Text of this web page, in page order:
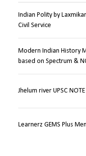
Indian Polity by
Civil Service
Modern Indian History
based on Spectrum &
Jhelum river UPSC NOTE
Learnerz GEMS Plus